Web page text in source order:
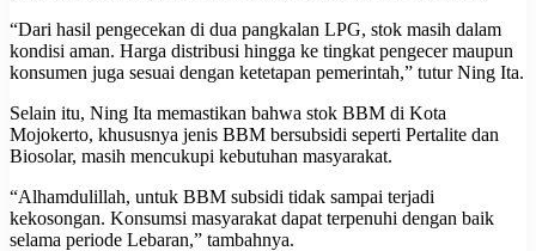
“Dari hasil pengecekan di dua pangkalan LPG, stok masih dalam
kondisi aman. Harga distribusi hingga ke tingkat pengecer maupun
konsumen juga sesuai dengan ketetapan pemerintah,” tutur Ning Ita.
Selain itu, Ning Ita memastikan bahwa stok BBM di Kota
Mojokerto, khususnya jenis BBM bersubsidi seperti Pertalite dan
Biosolar, masih mencukupi kebutuhan masyarakat.
“Alhamdulillah, untuk BBM subsidi tidak sampai terjadi
kekosongan. Konsumsi masyarakat dapat terpenuhi dengan baik
selama periode Lebaran,” tambahnya.